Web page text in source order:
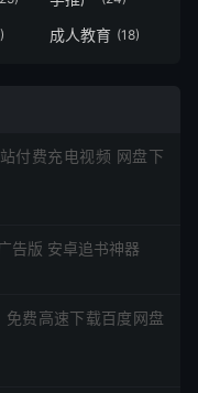
成人教育 (18)
付费充电视频 网盘下
告版 安卓追书神器
费高速下载百度网盘